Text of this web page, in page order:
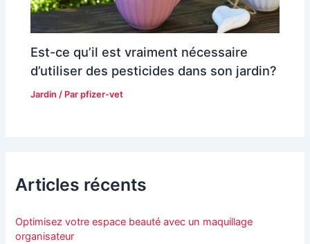
Est-ce qu’il est vraiment nécessaire
d’utiliser des pesticides dans son jardin?
Jardin / Parpfizer-vet
Articles récents
Optimisez votre espace beauté avec un maquillage
organisateur